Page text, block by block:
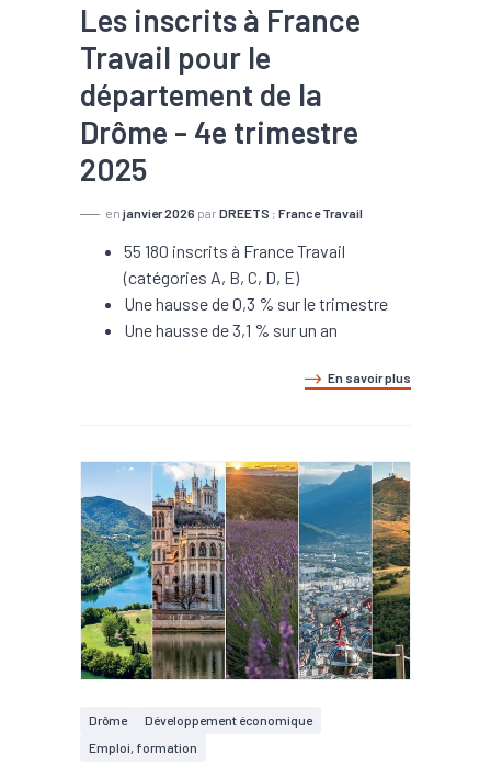
Les inscrits à France
Travail pour le
département de la
Drôme - 4e trimestre
2025
en janvier 2026 par DREETS ; France Travail
55 180 inscrits à France Travail
(catégories A, B, C, D, E)
Une hausse de 0,3 % sur le trimestre
Une hausse de 3,1 % sur un an
En savoir plus
Drôme
Développement économique
Emploi, formation